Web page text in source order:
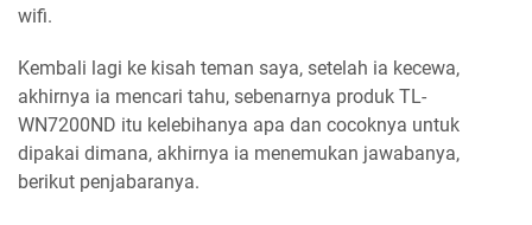
wifi.
Kembali lagi ke kisah teman saya, setelah ia kecewa,
akhirnya ia mencari tahu, sebenarnya produk TL-
WN7200ND itu kelebihanya apa dan cocoknya untuk
dipakai dimana, akhirnya ia menemukan jawabanya,
berikut penjabaranya.